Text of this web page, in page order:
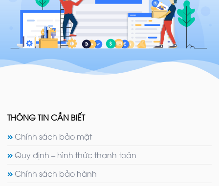
THÔNG TIN CẦN BIẾT
Chính sách bảo mật
Quy định – hình thức thanh toán
Chính sách bảo hành